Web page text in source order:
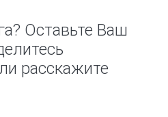
Оставьте Ваш
расскажите